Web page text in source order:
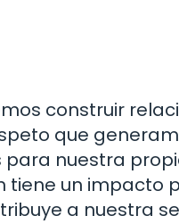
construir
que
nuestra
un impacto
a nuestra